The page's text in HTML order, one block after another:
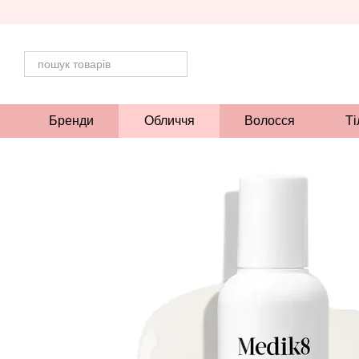
Бренди Обличчя Волосся